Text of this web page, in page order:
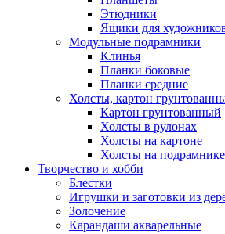
Этюдники
Ящики для
Модульные подрамники
Клинья
Планки боковые
Планки средние
Холсты, картон
Картон грунтованный
Холсты в рулонах
Холсты на картоне
Холсты на подрамнике
Творчество и хобби
Блестки
Игрушки и заготовки из
Золочение
Карандаши акварельные